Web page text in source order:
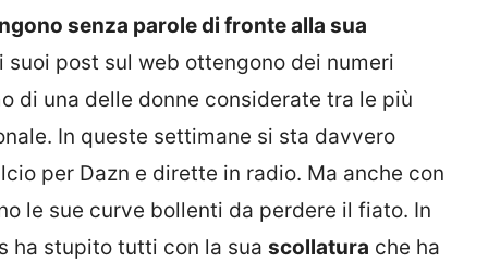
senza parole di fronte alla sua
suoi post sul web ottengono dei numeri
di una delle donne considerate tra le più
In queste settimane si sta davvero
per Dazn e dirette in radio. Ma anche con
le sue curve bollenti da perdere il fiato. In
ha stupito tutti con la sua scollatura che ha